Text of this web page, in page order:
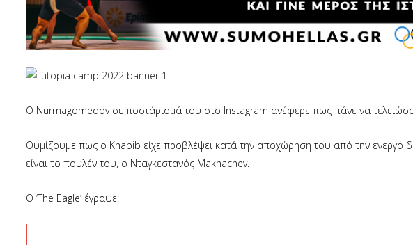
Ο Nurmagomedov σε ποστάρισμά του στο Instagram ανέφερε πως πάνε να
Θυμίζουμε πως ο Khabib είχε προβλέψει κατά την αποχώρησή του από την ενεργό
είναι το πουλέν του, ο Νταγκεστανός Makhachev.
Ο ‘The Eagle’ έγραψε: